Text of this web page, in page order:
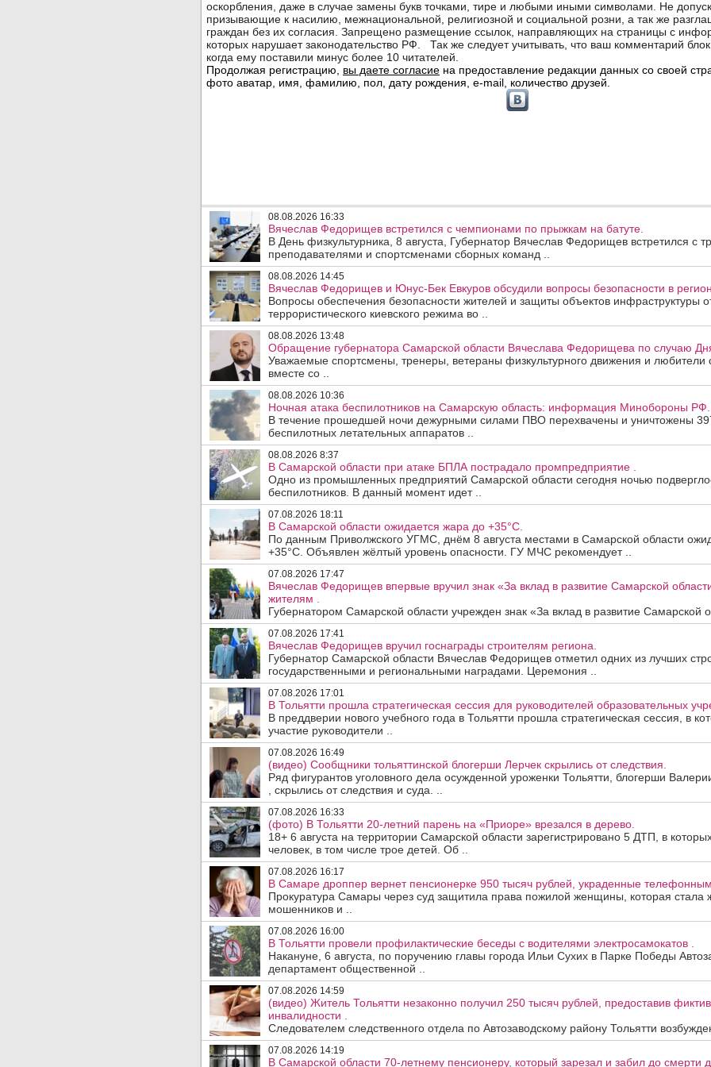
08.08.2026 16:33
Вячеслав Федорищев встретился с чемпионами по прыжкам на батуте.
В День физкультурника, 8 августа, Губернатор Вячеслав Федорищев встретился с
преподавателями и спортсменами сборных команд ..
08.08.2026 14:45
Вячеслав Федорищев и Юнус-Бек Евкуров обсудили вопросы безопасности в
Вопросы обеспечения безопасности жителей и защиты объектов инфраструктуры
террористического киевского режима во ..
08.08.2026 13:48
Обращение губернатора Самарской области Вячеслава Федорищева по случаю
Уважаемые спортсмены, тренеры, ветераны физкультурного движения и любители
вместе со ..
08.08.2026 10:36
Ночная атака беспилотников на Самарскую область: информация Минобороны РФ.
В течение прошедшей ночи дежурными силами ПВО перехвачены и уничтожены
беспилотных летательных аппаратов ..
08.08.2026 8:37
В Самарской области при атаке БПЛА пострадало промпредприятие .
Одно из промышленных предприятий Самарской области сегодня ночью
беспилотников. В данный момент идет ..
07.08.2026 18:11
В Самарской области ожидается жара до +35°C.
По данным Приволжского УГМС, днём 8 августа местами в Самарской области
+35°C. Объявлен жёлтый уровень опасности. ГУ МЧС рекомендует ..
07.08.2026 17:47
Вячеслав Федорищев впервые вручил знак «За вклад в развитие Самарской
жителям .
Губернатором Самарской области учрежден знак «За вклад в развитие Самарской
07.08.2026 17:41
Вячеслав Федорищев вручил госнаграды строителям региона.
Губернатор Самарской области Вячеслав Федорищев отметил одних из лучших
государственными и региональными наградами. Церемония ..
07.08.2026 17:01
В Тольятти прошла стратегическая сессия для руководителей образовательных
В преддверии нового учебного года в Тольятти прошла стратегическая сессия, в
участие руководители ..
07.08.2026 16:49
(видео) Сообщники тольяттинской блогерши Лерчек скрылись от следствия.
Ряд фигурантов уголовного дела осужденной уроженки Тольятти, блогерши
, скрылись от следствия и суда. ..
07.08.2026 16:33
(фото) В Тольятти 20-летний парень на «Приоре» врезался в дерево.
18+ 6 августа на территории Самарской области зарегистрировано 5 ДТП, в
человек, в том числе трое детей. Об ..
07.08.2026 16:17
В Самаре дроппер вернет пенсионерке 950 тысяч рублей, украденные
Прокуратура Самары через суд защитила права пожилой женщины, которая стала
мошенников и ..
07.08.2026 16:00
В Тольятти провели профилактические беседы с водителями электросамокатов .
Накануне, 6 августа, по поручению главы города Ильи Сухих в Парке Победы
департамент общественной ..
07.08.2026 14:59
(видео) Житель Тольятти незаконно получил 250 тысяч рублей, предоставив
инвалидности .
Следователем следственного отдела по Автозаводскому району Тольятти
07.08.2026 14:19
В Самарской области 70-летнему пенсионеру, который зарезал и забил до смерти